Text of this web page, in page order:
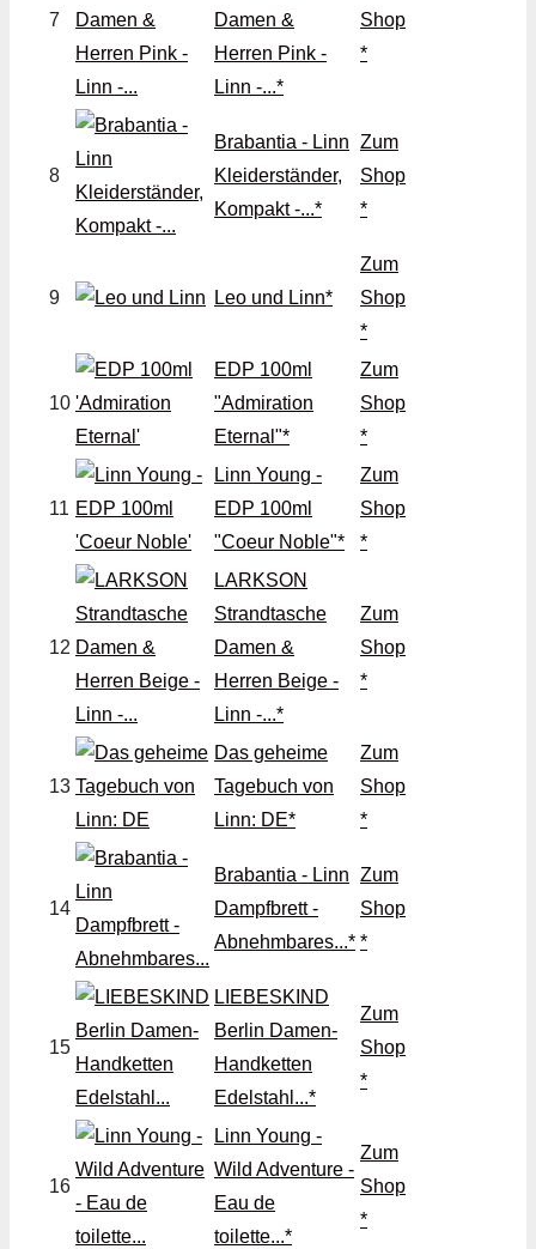
7
Damen &
Herren Pink -
Linn -...*
Shop
*
8
Brabantia - Linn
Kleiderständer,
Kompakt -...*
Zum
Shop
*
9 Leo und Linn*
Zum
Shop
*
10
EDP 100ml
"Admiration
Eternal"*
Zum
Shop
*
11
Linn Young -
EDP 100ml
"Coeur Noble"*
Zum
Shop
*
12
LARKSON
Strandtasche
Damen &
Herren Beige -
Linn -...*
Zum
Shop
*
13
Das geheime
Tagebuch von
Linn: DE*
Zum
Shop
*
14
Brabantia - Linn
Dampfbrett -
Abnehmbares...*
Zum
Shop
*
15
LIEBESKIND
Berlin Damen-
Handketten
Edelstahl...*
Zum
Shop
*
16
Linn Young -
Wild Adventure -
Eau de
toilette...*
Zum
Shop
*